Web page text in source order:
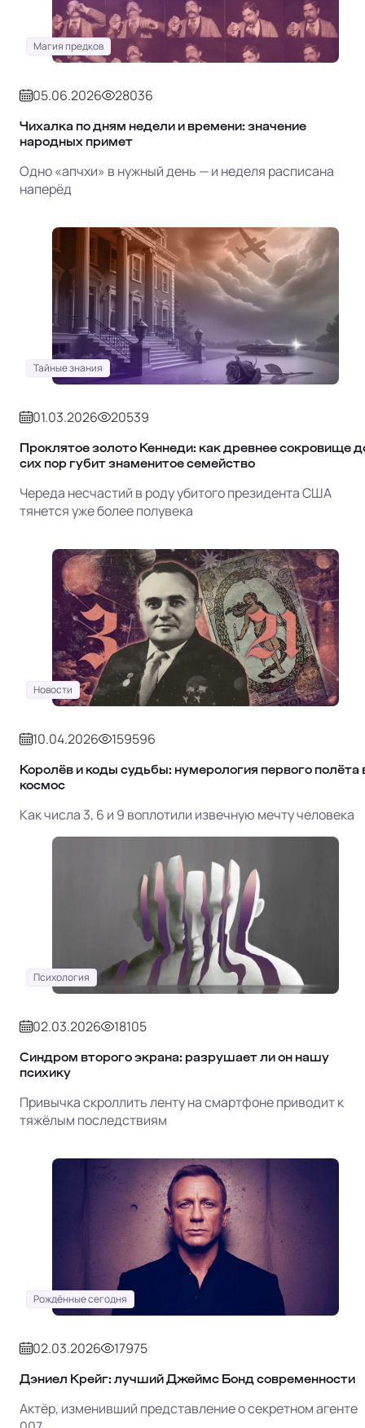
Магия предков
05.06.2026 28036
Чихалка по дням недели и времени: значение
народных примет
Одно «апчхи» в нужный день — и неделя расписана
наперёд
Тайные знания
01.03.2026 20539
Проклятое золото Кеннеди: как древнее сокровище
сих пор губит знаменитое семейство
Череда несчастий в роду убитого президента США
тянется уже более полувека
Новости
10.04.2026 159596
Королёв и коды судьбы: нумерология первого полёта
космос
Как числа 3, 6 и 9 воплотили извечную мечту человека
Психология
02.03.2026 18105
Синдром второго экрана: разрушает ли он нашу
психику
Привычка скроллить ленту на смартфоне приводит к
тяжёлым последствиям
Рождённые сегодня
02.03.2026 17975
Дэниел Крейг: лучший Джеймс Бонд современности
Актёр, изменивший представление о секретном агенте